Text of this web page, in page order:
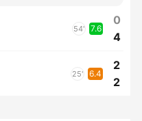
54' 7.6
0
4
25' 6.4
2
2